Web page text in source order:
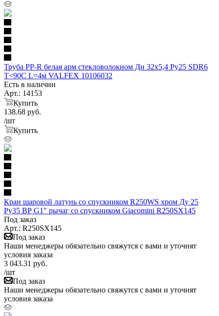
Труба PP-R белая арм стекловолокном Дн 32х5,4 Ру25 SDR6
Т<90С L=4м VALFEX 10106032
Есть в наличии
Арт.: 14153
Купить
138.68 руб.
/шт
Купить
Кран шаровой латунь со спускником R250WS хром Ду 25
Ру35 ВР G1" рычаг со спускником Giacomini R250SX145
Под заказ
Арт.: R250SX145
Под заказ
Наши менеджеры обязательно свяжутся с вами и уточнят
условия заказа
3 043.31 руб.
/шт
Под заказ
Наши менеджеры обязательно свяжутся с вами и уточнят
условия заказа